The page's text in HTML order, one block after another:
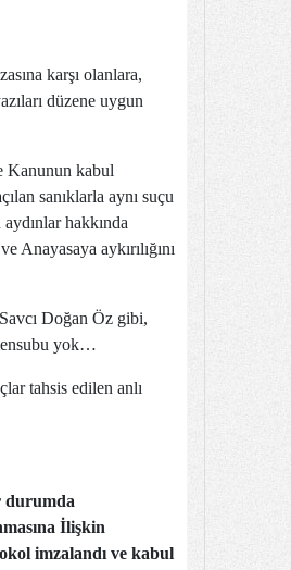
karşı olanlara,
düzene uygun
Kanunun kabul
sanıklarla aynı suçu
hakkında
aykırılığını
Doğan Öz gibi,
yok…
tahsis edilen anlı
durumda
İlişkin
imzalandı ve kabul